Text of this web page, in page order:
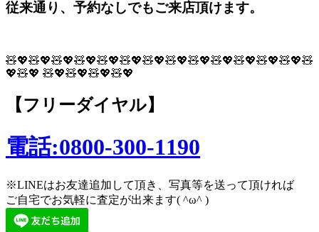
従来通り、予約なしでもご来店頂けます。
🧸💖🧸💖🧸💖🧸💖🧸💖🧸💖🧸💖🧸💖🧸💖🧸💖🧸💖🧸💖🧸💖🧸
💖🧸💖 🧸💖🧸💖🧸💖🧸💖
【フリーダイヤル】
電話:0800-300-1190
※LINEはお友達追加して頂き、写真等を送って頂ければ
ご自宅でお気軽に査定が出来ます( ^ω^ )